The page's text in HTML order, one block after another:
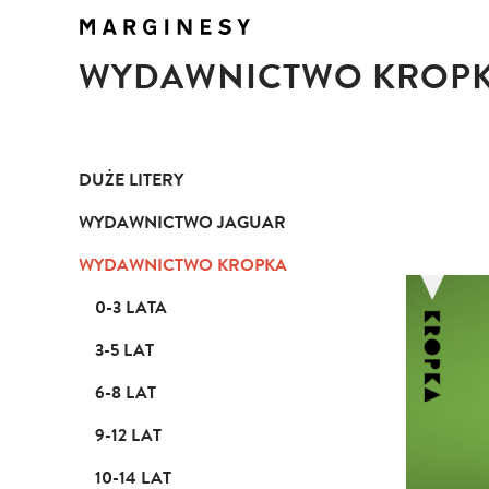
WYDAWNICTWO
DUŻE LITERY
WYDAWNICTWO JAGUAR
WYDAWNICTWO KROPKA
0-3 LATA
3-5 LAT
6-8 LAT
9-12 LAT
10-14 LAT